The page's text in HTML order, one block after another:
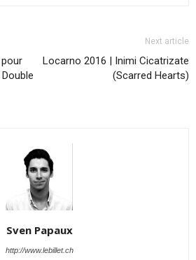
Next article
Locarno 2016 | Inimi Cicatrizate
(Scarred Hearts)
Sven Papaux
http://www.lebillet.ch